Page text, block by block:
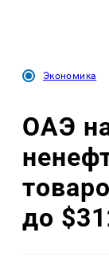
Экономика
ОАЭ
до